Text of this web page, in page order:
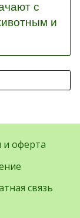
с
и
и оферта
связь